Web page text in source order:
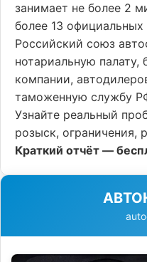
занимает не более 2
более 13
Российский союз
нотариальную палату,
компании,
таможенную службу
Узнайте реальный
розыск, ограничения,
Краткий отчёт —